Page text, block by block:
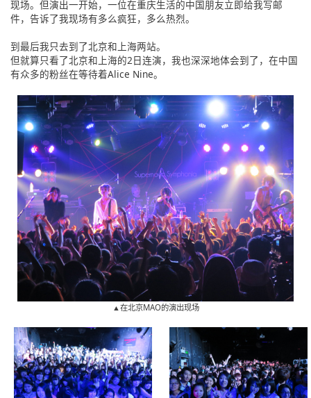
现场。但演出一开始，一位在重庆生活的中国朋友立即给我写邮
件，告诉了我现场有多么疯狂，多么热烈。
到最后我只去到了北京和上海两站。
但就算只看了北京和上海的2日连演，我也深深地体会到了，在中国
有众多的粉丝在等待着Alice Nine。
▲在北京MAO的演出现场